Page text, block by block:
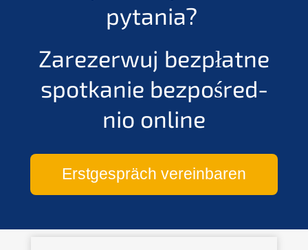
pytania?
Zarezer­wuj bezpłat­ne
spotka­nie bezpoś­red­
nio online
Erstge­spräch vereinbaren